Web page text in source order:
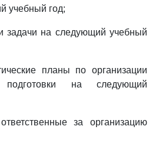
учебный год;
задачи на следующий учебный
планы по организации
подготовки на следующий
за организацию